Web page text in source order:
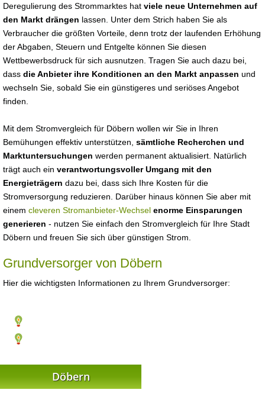
Deregulierung des Strommarktes hat viele neue Unternehmen auf
den Markt drängen lassen. Unter dem Strich haben Sie als
Verbraucher die größten Vorteile, denn trotz der laufenden Erhöhung
der Abgaben, Steuern und Entgelte können Sie diesen
Wettbewerbsdruck für sich ausnutzen. Tragen Sie auch dazu bei,
dass die Anbieter ihre Konditionen an den Markt anpassen und
wechseln Sie, sobald Sie ein günstigeres und seriöses Angebot
finden.
Mit dem Stromvergleich für Döbern wollen wir Sie in Ihren
Bemühungen effektiv unterstützen, sämtliche Recherchen und
Marktuntersuchungen werden permanent aktualisiert. Natürlich
trägt auch ein verantwortungsvoller Umgang mit den
Energieträgern dazu bei, dass sich Ihre Kosten für die
Stromversorgung reduzieren. Darüber hinaus können Sie aber mit
einem cleveren Stromanbieter-Wechsel enorme Einsparungen
generieren - nutzen Sie einfach den Stromvergleich für Ihre Stadt
Döbern und freuen Sie sich über günstigen Strom.
Grundversorger von Döbern
Hier die wichtigsten Informationen zu Ihrem Grundversorger:
Döbern